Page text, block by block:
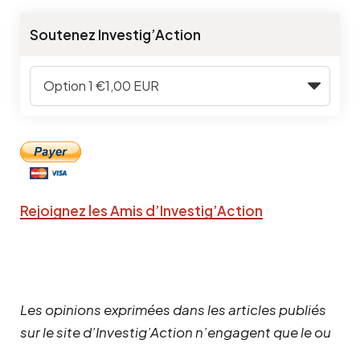
Soutenez Investig’Action
Rejoignez les Amis d’Investig’Action
Les opinions exprimées dans les articles publiés
sur le site d’Investig’Action n’engagent que le ou